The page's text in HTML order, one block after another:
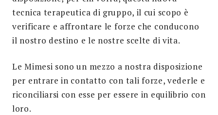
Search
SEARCH
tecnica terapeutica di gruppo, il cui scopo è
verificare e affrontare le forze che conducono
il nostro destino e le nostre scelte di vita.
Le Mimesi sono un mezzo a nostra disposizione
per entrare in contatto con tali forze, vederle e
riconciliarsi con esse per essere in equilibrio con
loro.